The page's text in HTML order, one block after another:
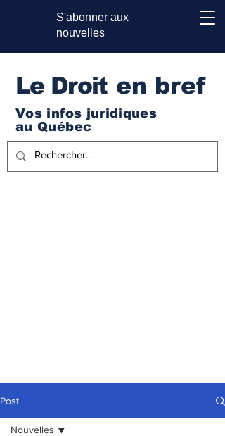
S'abonner aux
nouvelles
Le Droit en bref
Vos infos juridiques
au Québec
Post
Nouvelles